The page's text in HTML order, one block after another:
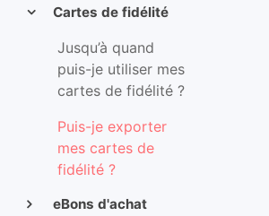
Cartes de fidélité
Jusqu’à quand
puis-je utiliser mes
cartes de fidélité ?
Puis-je exporter
mes cartes de
fidélité ?
eBons d'achat